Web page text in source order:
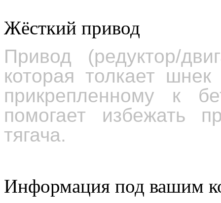
Жёсткий привод
Привод (редуктор/
которая толкает
прикрепленному к
помогает избежать
тягача.
Информация под вашим